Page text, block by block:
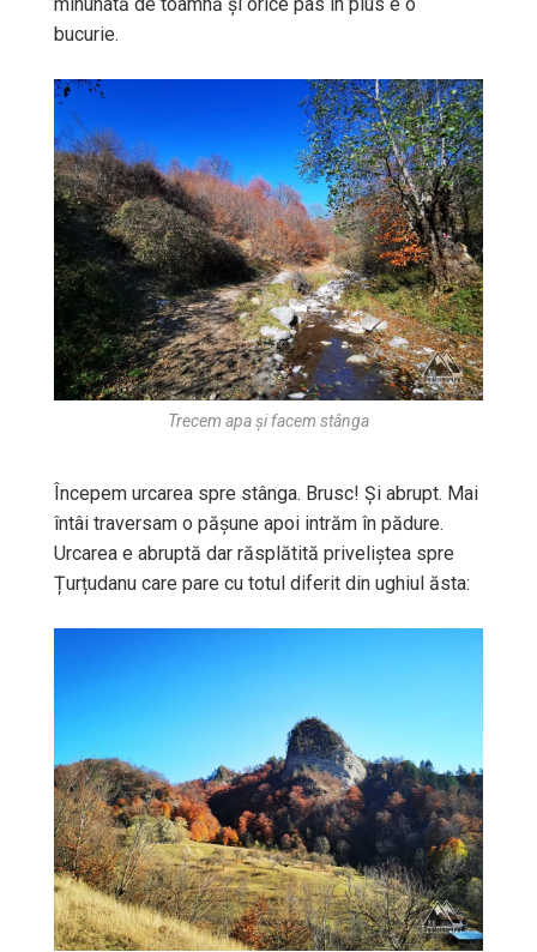
bucurie.
Trecem apa și facem stânga
Începem urcarea spre stânga. Brusc! Și abrupt. Mai
întâi traversam o pășune apoi intrăm în pădure.
Urcarea e abruptă dar răsplătită priveliștea spre
Țurțudanu care pare cu totul diferit din ughiul ăsta: